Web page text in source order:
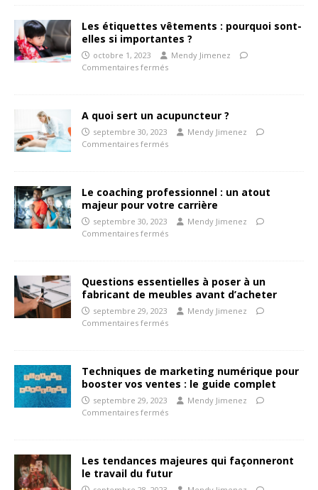
Les étiquettes vêtements : pourquoi sont-
elles si importantes ?
octobre 1, 2023
Mendy Jimenez
Commentaires fermés
A quoi sert un acupuncteur ?
septembre 30, 2023
Mendy Jimenez
Commentaires fermés
Le coaching professionnel : un atout
majeur pour votre carrière
septembre 30, 2023
Mendy Jimenez
Commentaires fermés
Questions essentielles à poser à un
fabricant de meubles avant d’acheter
septembre 29, 2023
Mendy Jimenez
Commentaires fermés
Techniques de marketing numérique pour
booster vos ventes : le guide complet
septembre 29, 2023
Mendy Jimenez
Commentaires fermés
Les tendances majeures qui façonneront
le travail du futur